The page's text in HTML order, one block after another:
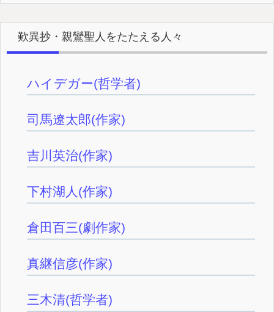
歎異抄・親鸞聖人をたたえる人々
ハイデガー(哲学者)
司馬遼太郎(作家)
吉川英治(作家)
下村湖人(作家)
倉田百三(劇作家)
真継信彦(作家)
三木清(哲学者)